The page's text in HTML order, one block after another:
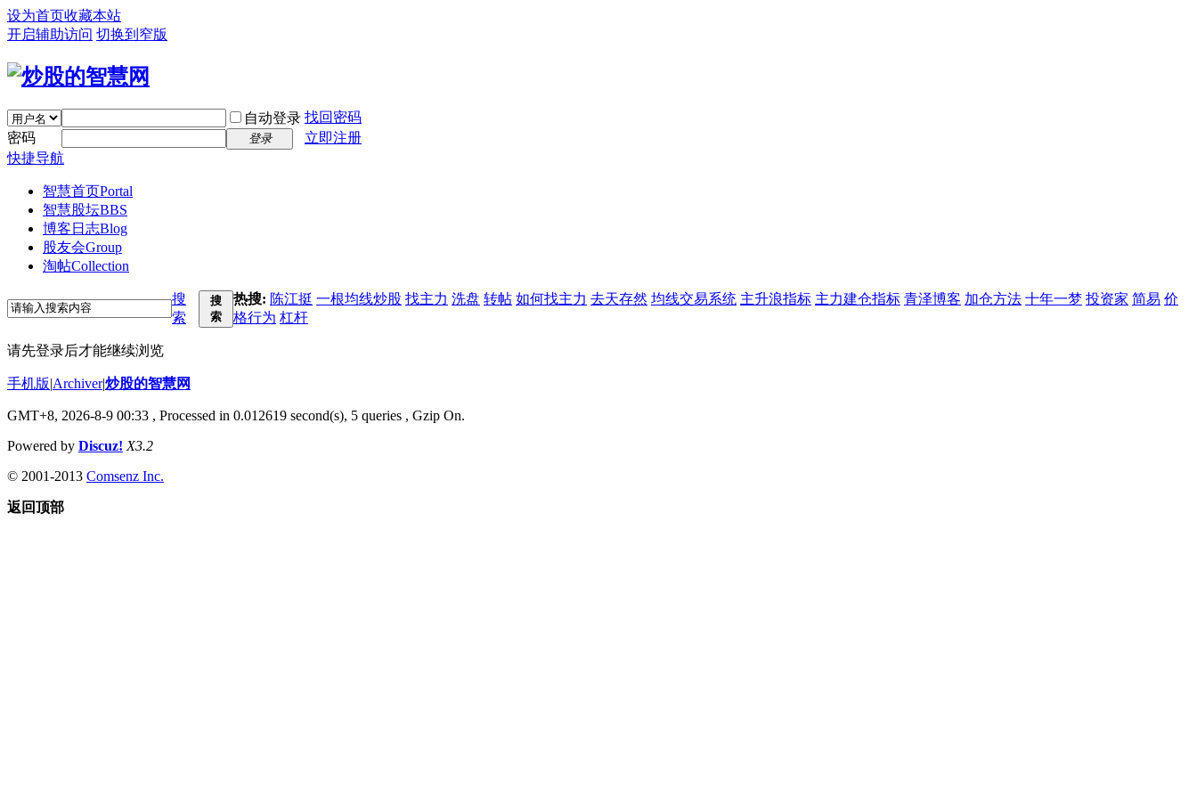
设为首页收藏本站
开启辅助访问 切换到窄版
自动登录 找回密码
密码
登录
立即注册
快捷导航
智慧首页Portal
智慧股坛BBS
博客日志Blog
股友会Group
淘帖Collection
搜
索
搜
索
热搜: 陈江挺 一根均线炒股 找主力 洗盘 转帖 如何找主力 去天存然 均线交易系统 主升浪指标 主力建仓指标 青泽博客 加仓方法 十年一梦 投资家 简易 价
格行为 杠杆
请先登录后才能继续浏览
手机版|Archiver|炒股的智慧网
GMT+8, 2026-8-9 00:33 , Processed in 0.012619 second(s), 5 queries , Gzip On.
Powered by Discuz! X3.2
© 2001-2013 Comsenz Inc.
返回顶部